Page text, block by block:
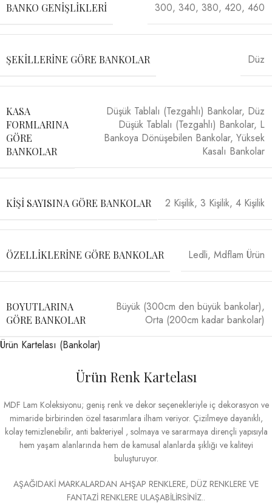
BANKO GENIŞLIKLERI 300, 340, 380, 420, 460
ŞEKILLERINE GÖRE BANKOLAR Düz
KASA
FORMLARINA
GÖRE
BANKOLAR
Düşük Tablalı (Tezgahlı) Bankolar, Düz
Düşük Tablalı (Tezgahlı) Bankolar, L
Bankoya Dönüşebilen Bankolar, Yüksek
Kasalı Bankolar
KIŞI SAYISINA GÖRE BANKOLAR 2 Kişilik, 3 Kişilik, 4 Kişilik
ÖZELLIKLERINE GÖRE BANKOLAR Ledli, Mdflam Ürün
BOYUTLARINA
GÖRE BANKOLAR
Büyük (300cm den büyük bankolar),
Orta (200cm kadar bankolar)
Ürün Kartelası (Bankolar)
Ürün Renk Kartelası
MDF Lam Koleksiyonu; geniş renk ve dekor seçenekleriyle iç dekorasyon ve
mimaride birbirinden özel tasarımlara ilham veriyor. Çizilmeye dayanıklı,
kolay temizlenebilir, anti bakteriyel , solmaya ve sararmaya dirençli yapısıyla
hem yaşam alanlarında hem de kamusal alanlarda şıklığı ve kaliteyi
buluşturuyor.
AŞAĞIDAKİ MARKALARDAN AHŞAP RENKLERE, DÜZ RENKLERE VE
FANTAZİ RENKLERE ULAŞABİLİRSİNİZ..